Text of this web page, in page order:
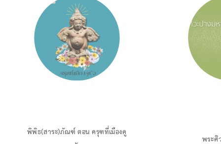
พิพิธ(สาระ)ภัณฑ์ ตอน ครุฑที่เมืองคู